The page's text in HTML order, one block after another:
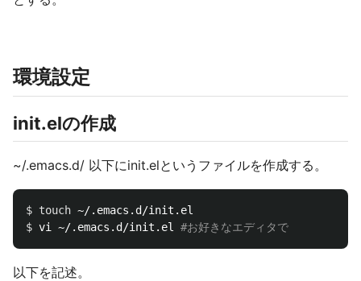
環境設定
init.elの作成
~/.emacs.d/ 以下にinit.elというファイルを作成する。
$ touch
$ vi ~/.emacs.d/init.el #お好きなエディタで
以下を記述。